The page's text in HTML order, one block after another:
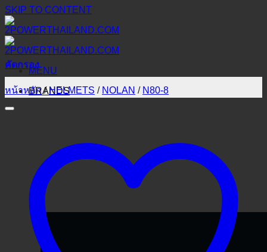
SKIP TO CONTENT
MENU
BRANDS
คัดกรอง
หน้าหลัก / HELMETS / NOLAN / N80-8